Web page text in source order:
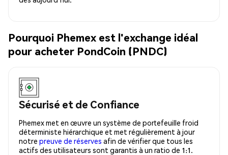
Pourquoi Phemex est l'exchange idéal
pour acheter PondCoin (PNDC)
Sécurisé et de Confiance
Phemex met en œuvre un système de portefeuille froid
déterministe hiérarchique et met régulièrement à jour
notre preuve de réserves afin de vérifier que tous les
actifs des utilisateurs sont garantis à un ratio de 1:1.